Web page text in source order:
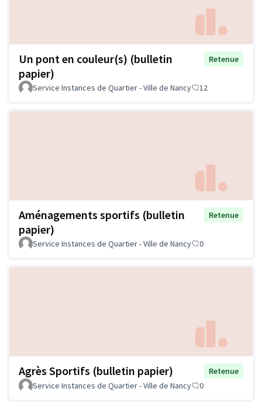
Un pont en couleur(s) (bulletin
papier)
Retenue
Service Instances de Quartier - Ville de Nancy 12
Aménagements sportifs (bulletin
papier)
Retenue
Service Instances de Quartier - Ville de Nancy 0
Agrès Sportifs (bulletin papier)
Retenue
Service Instances de Quartier - Ville de Nancy
0